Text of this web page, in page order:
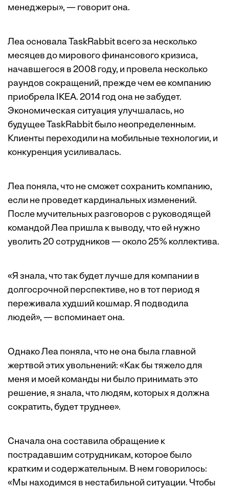
менеджеры», — говорит она.
Леа основала TaskRabbit всего за несколько
месяцев до мирового финансового кризиса,
начавшегося в 2008 году, и провела несколько
раундов сокращений, прежде чем ее компанию
приобрела IKEA. 2014 год она не забудет.
Экономическая ситуация улучшалась, но
будущее TaskRabbit было неопределенным.
Клиенты переходили на мобильные технологии, и
конкуренция усиливалась.
Леа поняла, что не сможет сохранить компанию,
если не проведет кардинальных изменений.
После мучительных разговоров с руководящей
командой Леа пришла к выводу, что ей нужно
уволить 20 сотрудников — около 25% коллектива.
«Я знала, что так будет лучше для компании в
долгосрочной перспективе, но в тот период я
переживала худший кошмар. Я подводила
людей», — вспоминает она.
Однако Леа поняла, что не она была главной
жертвой этих увольнений: «Как бы тяжело для
меня и моей команды ни было принимать это
решение, я знала, что людям, которых я должна
сократить, будет труднее».
Сначала она составила обращение к
пострадавшим сотрудникам, которое было
кратким и содержательным. В нем говорилось:
«Мы находимся в нестабильной ситуации. Чтобы